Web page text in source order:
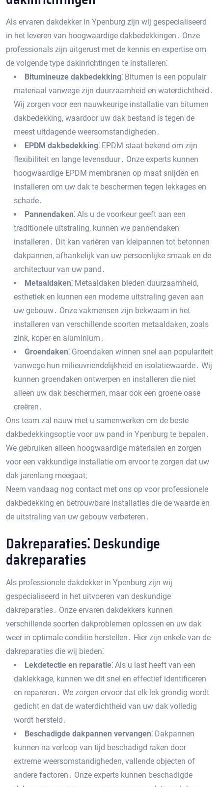
Als ervaren dakdekker in Ypenburg zijn wij gespecialiseerd
in het leveren van hoogwaardige dakbedekkingen․ Onze
professionals zijn uitgerust met de kennis en expertise om
de volgende type dakinrichtingen te installeren⁚
Bitumineuze dakbedekking⁚ Bitumen is een populair
materiaal vanwege zijn duurzaamheid en waterdichtheid․
Wij zorgen voor een nauwkeurige installatie van bitumen
dakbedekking‚ waardoor uw dak bestand is tegen de
meest uitdagende weersomstandigheden․
EPDM dakbedekking⁚ EPDM staat bekend om zijn
flexibiliteit en lange levensduur․ Onze experts kunnen
hoogwaardige EPDM membranen op maat snijden en
installeren om uw dak te beschermen tegen lekkages en
schade․
Pannendaken⁚ Als u de voorkeur geeft aan een
traditionele uitstraling‚ kunnen we pannendaken
installeren․ Dit kan variëren van kleipannen tot betonnen
dakpannen‚ afhankelijk van uw persoonlijke smaak en de
architectuur van uw pand․
Metaaldaken⁚ Metaaldaken bieden duurzaamheid‚
esthetiek en kunnen een moderne uitstraling geven aan
uw gebouw․ Onze vakmensen zijn bekwaam in het
installeren van verschillende soorten metaaldaken‚ zoals
zink‚ koper en aluminium․
Groendaken⁚ Groendaken winnen snel aan populariteit
vanwege hun milieuvriendelijkheid en isolatiewaarde․ Wij
kunnen groendaken ontwerpen en installeren die niet
alleen uw dak beschermen‚ maar ook een groene oase
creëren․
Ons team zal nauw met u samenwerken om de beste
dakbedekkingsoptie voor uw pand in Ypenburg te bepalen․
We gebruiken alleen hoogwaardige materialen en zorgen
voor een vakkundige installatie om ervoor te zorgen dat uw
dak jarenlang meegaat;
Neem vandaag nog contact met ons op voor professionele
dakbedekking en betrouwbare installaties die de waarde en
de uitstraling van uw gebouw verbeteren․
Dakreparaties⁚ Deskundige
dakreparaties
Als professionele dakdekker in Ypenburg zijn wij
gespecialiseerd in het uitvoeren van deskundige
dakreparaties․ Onze ervaren dakdekkers kunnen
verschillende soorten dakproblemen oplossen en uw dak
weer in optimale conditie herstellen․ Hier zijn enkele van de
dakreparaties die wij bieden⁚
Lekdetectie en reparatie⁚ Als u last heeft van een
daklekkage‚ kunnen we dit snel en effectief identificeren
en repareren․ We zorgen ervoor dat elk lek grondig wordt
gedicht en dat de waterdichtheid van uw dak volledig
wordt hersteld․
Beschadigde dakpannen vervangen⁚ Dakpannen
kunnen na verloop van tijd beschadigd raken door
extreme weersomstandigheden‚ vallende objecten of
andere factoren․ Onze experts kunnen beschadigde